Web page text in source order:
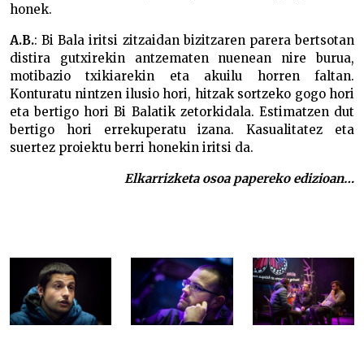
honek.
A.B.: Bi Bala iritsi zitzaidan bizitzaren parera bertsotan
distira gutxirekin antzematen nuenean nire burua,
motibazio txikiarekin eta akuilu horren faltan.
Konturatu nintzen ilusio hori, hitzak sortzeko gogo hori
eta bertigo hori Bi Balatik zetorkidala. Estimatzen dut
bertigo hori errekuperatu izana. Kasualitatez eta
suertez proiektu berri honekin iritsi da.
Elkarrizketa osoa papereko edizioan…